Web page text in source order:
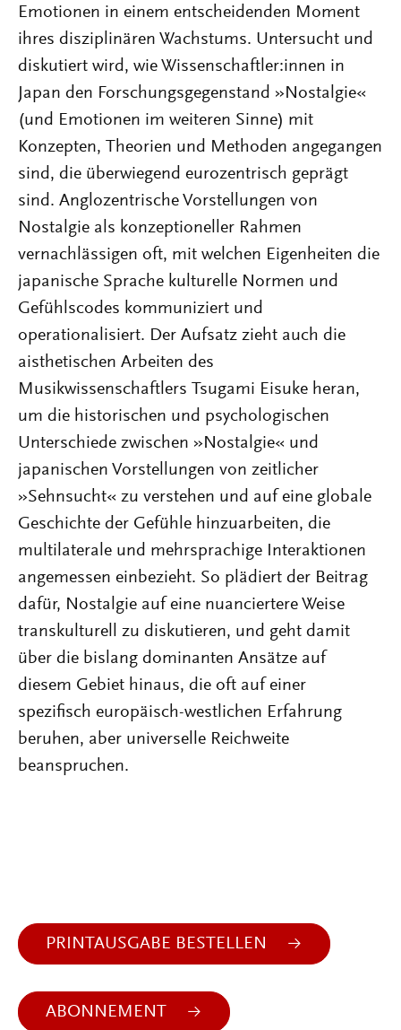
Emotionen in einem entscheidenden Moment
ihres disziplinären Wachstums. Untersucht und
diskutiert wird, wie Wissenschaft­ler:innen in
Japan den Forschungsgegenstand »Nostalgie«
(und Emotionen im weiteren Sinne) mit
Konzepten, Theorien und Methoden angegangen
sind, die überwiegend eurozentrisch geprägt
sind. Anglozentrische Vorstellungen von
Nostalgie als konzeptioneller Rahmen
vernachlässigen oft, mit welchen Eigenheiten die
japanische Sprache kulturelle Normen und
Gefühlscodes kommuniziert und
operationalisiert. Der Aufsatz zieht auch die
aisthetischen Arbeiten des
Musikwissenschaftlers Tsugami Eisuke heran,
um die historischen und psychologischen
Unterschiede zwischen »Nostalgie« und
japanischen Vorstellungen von zeitlicher
»Sehnsucht« zu verstehen und auf eine globale
Geschichte der Gefühle hinzuarbeiten, die
multilaterale und mehrsprachige Interaktionen
angemessen einbezieht. So plädiert der Beitrag
dafür, Nostalgie auf eine nuanciertere Weise
transkulturell zu diskutieren, und geht damit
über die bislang dominanten Ansätze auf
diesem Gebiet hinaus, die oft auf einer
spezifisch europäisch-westlichen Erfahrung
beruhen, aber universelle Reichweite
beanspruchen.
PRINTAUSGABE BESTELLEN
ABONNEMENT